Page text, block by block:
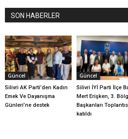
SON HABERLER
Güncel
Silivri AK Parti’den Kadın
Emek Ve Dayanışma
Günleri’ne destek
Güncel
Silivri İYİ Parti İlçe
Mert Erişken, 3.
Başkanları
katıldı